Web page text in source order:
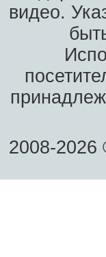
видео.
2008-2026